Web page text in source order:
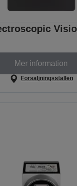
Mer information
Försäljningsställen